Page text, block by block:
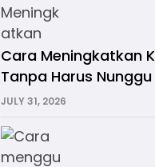
JULY 31, 2026
Cara Meningkatkan
Tanpa Harus